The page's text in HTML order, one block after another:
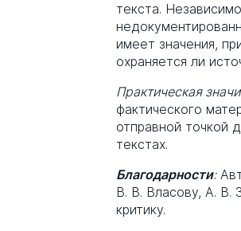
текста.
имеет значения,
охраняется ли
Практическая
фактического
отправной точкой
текстах.
Благодарности:
В. В. Власову, А. В.
критику.